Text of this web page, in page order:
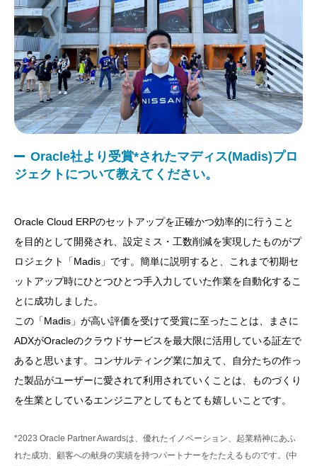
Oracle社より受賞*されたマディス(Madis)プロ
ジェクトについて教えてください。
Oracle Cloud ERPのセットアップを正確かつ効率的に行うこと
を目的として開発され、設定ミス・工数削減を実現したものがプ
ロジェクト「Madis」です。簡単に説明すると、これまで初期セ
ットアップ時にひとつひとつ手入力していた作業を自動化するこ
とに成功しました。
この「Madis」が高い評価を受けて受賞に至ったことは、まさに
ADXがOracleのクラウドサービスを最大限に活用している証左で
あると思います。コンサルティング業に加えて、自分たちの作っ
た製品がユーザーに愛されて利用されていくことは、ものづくり
を生業としているエンジニアとしてもとても嬉しいことです。
*2023 Oracle Partner Awardsは、優れたイノベーション、起業精神にあふ
れた成功、顧客への献身の実績を持つパートナーをたたえるものです。(中